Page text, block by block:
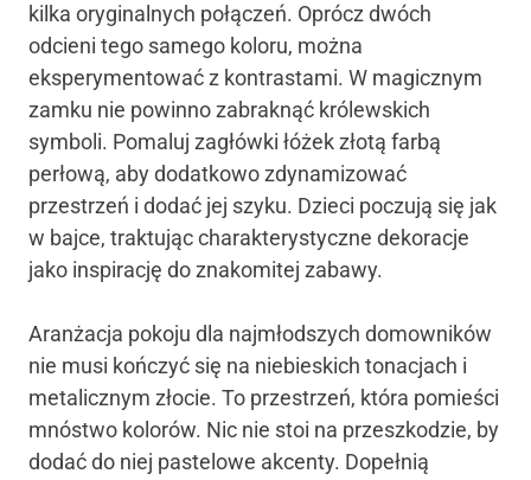
kilka oryginalnych połączeń. Oprócz dwóch
odcieni tego samego koloru, można
eksperymentować z kontrastami. W magicznym
zamku nie powinno zabraknąć królewskich
symboli. Pomaluj zagłówki łóżek złotą farbą
perłową, aby dodatkowo zdynamizować
przestrzeń i dodać jej szyku. Dzieci poczują się jak
w bajce, traktując charakterystyczne dekoracje
jako inspirację do znakomitej zabawy.
Aranżacja pokoju dla najmłodszych domowników
nie musi kończyć się na niebieskich tonacjach i
metalicznym złocie. To przestrzeń, która pomieści
mnóstwo kolorów. Nic nie stoi na przeszkodzie, by
dodać do niej pastelowe akcenty. Dopełnią